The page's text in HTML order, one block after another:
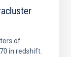
of
in redshift.